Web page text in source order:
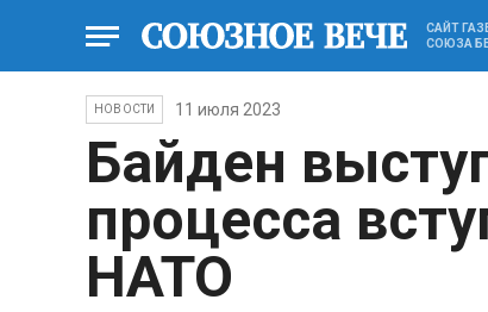
САЙТ
СОЮЗА
НОВОСТИ 11 июля 2023
Байден
процесса
НАТО